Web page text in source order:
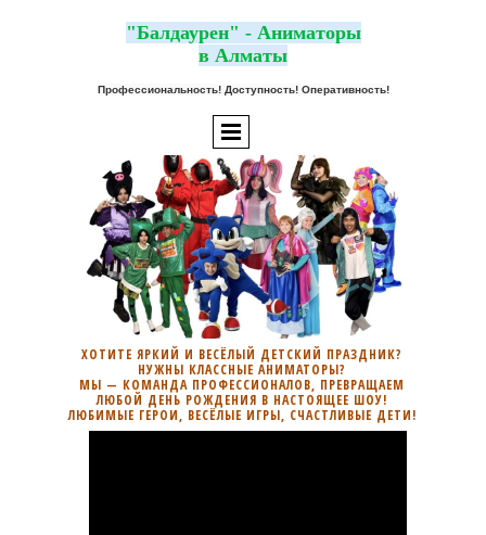
"Балдаурен" - Аниматоры
в Алматы
Профессиональность! Доступность! Оперативность!
ХОТИТЕ ЯРКИЙ И ВЕСЁЛЫЙ ДЕТСКИЙ ПРАЗДНИК?
НУЖНЫ КЛАССНЫЕ АНИМАТОРЫ?
МЫ — КОМАНДА ПРОФЕССИОНАЛОВ, ПРЕВРАЩАЕМ
ЛЮБОЙ ДЕНЬ РОЖДЕНИЯ В НАСТОЯЩЕЕ ШОУ!
ЛЮБИМЫЕ ГЕРОИ, ВЕСЁЛЫЕ ИГРЫ, СЧАСТЛИВЫЕ ДЕТИ!